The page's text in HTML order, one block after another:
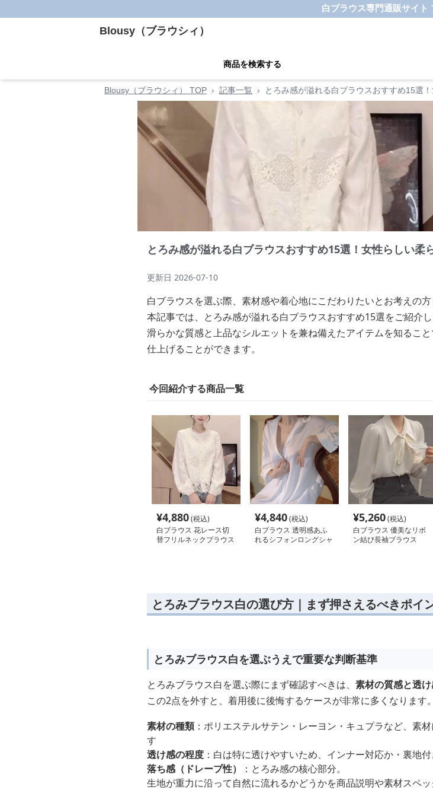
白ブラウス専門通販サイト
Blousy（ブラウシィ）
商品を検索する
Blousy（ブラウシィ） TOP › 記事一覧 › とろみ感が溢れる白ブラウスおすすめ15選
とろみ感が溢れる白ブラウスおすすめ15選！女性らしい柔
更新日 2026-07-10
白ブラウスを選ぶ際、素材感や着心地にこだわりたいとお考えの方
本記事では、とろみ感が溢れる白ブラウスおすすめ15選をご紹介し
滑らかな質感と上品なシルエットを兼ね備えたアイテムを知るこ
仕上げることができます。
今回紹介する商品一覧
¥4,880(税込)
白ブラウス 花レース切
替フリルネックブラウス
¥4,840(税込)
白ブラウス 透明感あふ
れるシフォンロングシャ
¥5,260(税込)
白ブラウス 優美なリボ
ン結び長袖ブラウス
とろみブラウス白の選び方｜まず押さえるべきポイ
とろみブラウス白を選ぶうえで重要な判断基準
とろみブラウス白を選ぶ際にまず確認すべきは、 素材の質感と透
この2点を外すと、着用後に後悔するケースが非常に多くなります。
素材の種類：ポリエステルサテン・レーヨン・キュプラなど、素
す
透け感の程度 ：白は特に透けやすいため、インナー対応か・裏地
落ち感（ドレープ性）
：とろみ感の核心部分。
生地が重力に沿って自然に流れるかどうかを商品説明や素材スペ